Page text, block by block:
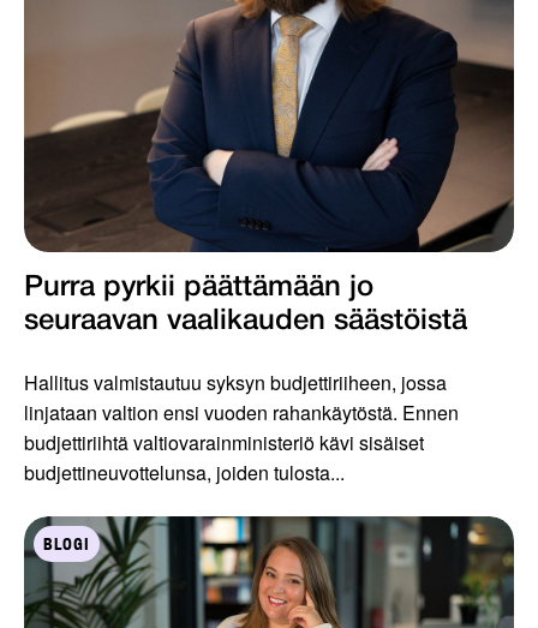
Purra pyrkii päättämään jo
seuraavan vaalikauden säästöistä
Hallitus valmistautuu syksyn budjettiriiheen, jossa
linjataan valtion ensi vuoden rahankäytöstä. Ennen
budjettiriihtä valtiovarainministeriö kävi sisäiset
budjettineuvottelunsa, joiden tulosta...
BLOGI